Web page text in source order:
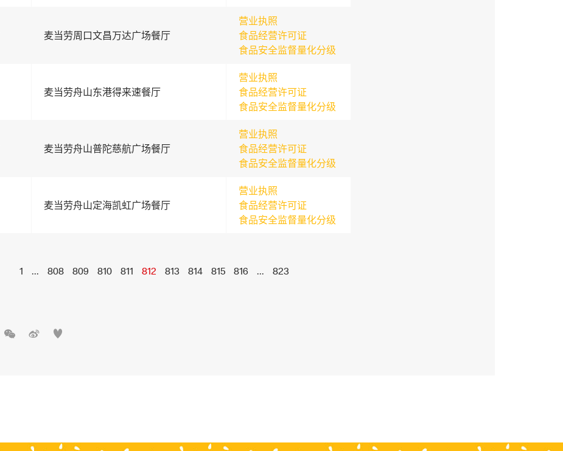
麦当劳周口文昌万达广场餐厅
营业执照
食品经营许可证
食品安全监督量化分级
麦当劳舟山东港得来速餐厅
营业执照
食品经营许可证
食品安全监督量化分级
麦当劳舟山普陀慈航广场餐厅
营业执照
食品经营许可证
食品安全监督量化分级
麦当劳舟山定海凯虹广场餐厅
营业执照
食品经营许可证
食品安全监督量化分级
1 ... 808 809 810 811 812 813 814 815 816 ... 823
  